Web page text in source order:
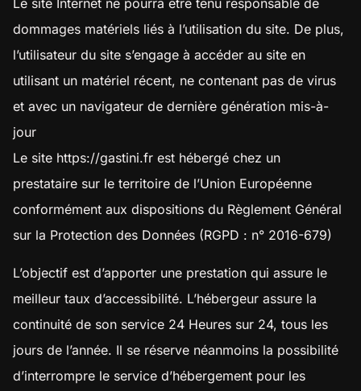
Le site Internet ne pourra être tenu responsable de
dommages matériels liés à l’utilisation du site. De plus,
l’utilisateur du site s’engage à accéder au site en
utilisant un matériel récent, ne contenant pas de virus
et avec un navigateur de dernière génération mis-à-
jour
Le site https://gastini.fr est hébergé chez un
prestataire sur le territoire de l’Union Européenne
conformément aux dispositions du Règlement Général
sur la Protection des Données (RGPD : n° 2016-679)
L’objectif est d’apporter une prestation qui assure le
meilleur taux d’accessibilité. L’hébergeur assure la
continuité de son service 24 Heures sur 24, tous les
jours de l’année. Il se réserve néanmoins la possibilité
d’interrompre le service d’hébergement pour les